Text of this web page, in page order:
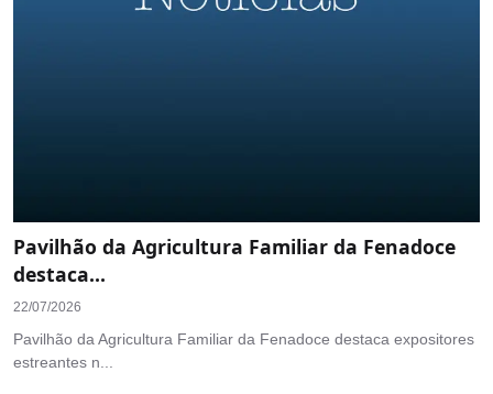
Pavilhão da Agricultura Familiar da Fenadoce
destaca...
22/07/2026
Pavilhão da Agricultura Familiar da Fenadoce destaca expositores
estreantes n...